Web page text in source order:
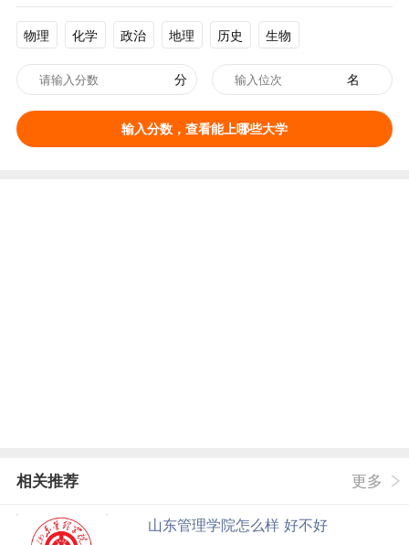
物理 化学 政治 地理 历史 生物
分 名
输入分数，查看能上哪些大学
相关推荐 更多
山东管理学院怎么样 好不好